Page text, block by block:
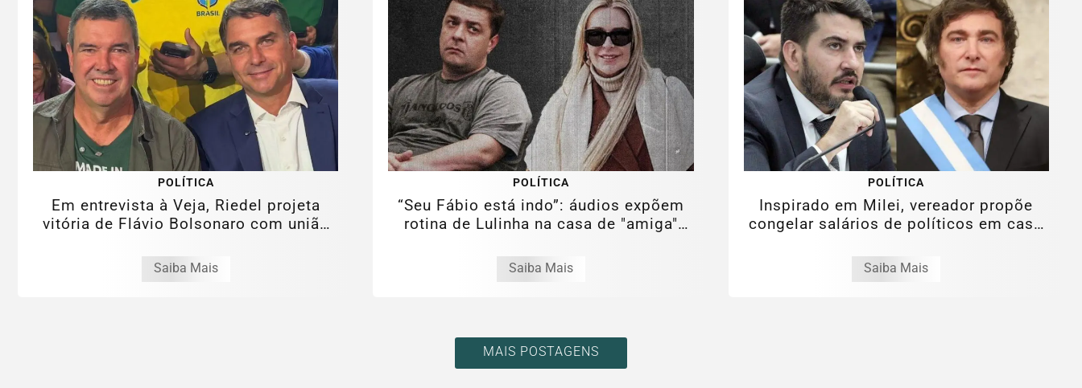
POLÍTICA
Em entrevista à Veja, Riedel projeta
vitória de Flávio Bolsonaro com união
Saiba Mais
POLÍTICA
“Seu Fábio está indo”: áudios expõem
rotina de Lulinha na casa de "amiga"
Saiba Mais
POLÍTICA
Inspirado em Milei, vereador propõe
congelar salários de políticos em caso
Saiba Mais
MAIS POSTAGENS